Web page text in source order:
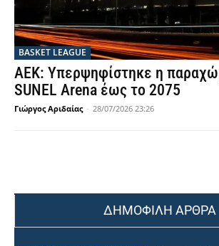
BASKET LEAGUE
ΑΕΚ: Υπερψηφίστηκε η
SUNEL Arena έως το 2075
Γιώργος Αριδαίας - 28/07/2026 23:26
ΔΗΜΟΦΙΛΗ ΑΡΘΡΑ